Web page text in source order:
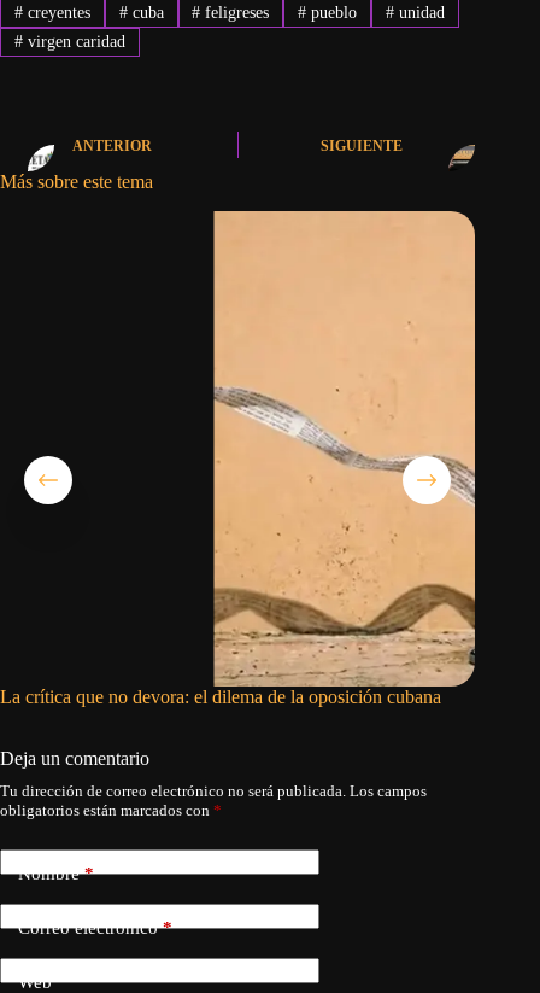
#creyentes #cuba # feligreses # pueblo # unidad
#virgen caridad
ANTERIOR SIGUIENTE
Más sobre este tema
La crítica que no devora: el dilema de la oposición cubana
Deja un comentario
Tu dirección de correo electrónico no será publicada. Los campos
obligatorios están marcados con *
Nombre*
Correo electrónico*
Web